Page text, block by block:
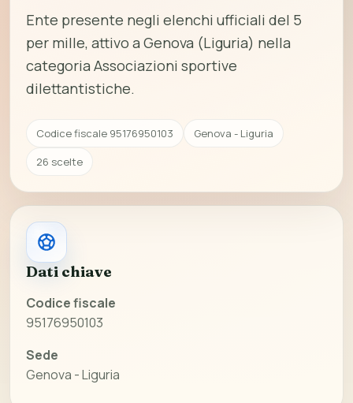
Ente presente negli elenchi ufficiali del 5
per mille, attivo a Genova (Liguria) nella
categoria Associazioni sportive
dilettantistiche.
Codice fiscale 95176950103
Genova - Liguria
26 scelte
Dati chiave
Codice fiscale
95176950103
Sede
Genova - Liguria